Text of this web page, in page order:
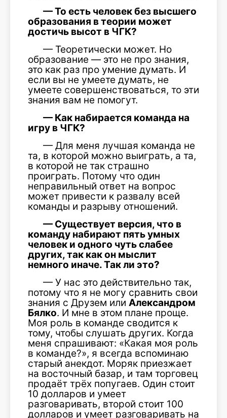
— То есть человек без высшего
образования в теории может
достичь высот в ЧГК?
— Теоретически может. Но
образование — это не про знания,
это как раз про умение думать. И
если вы не умеете думать, не
умеете совершенствоваться, то эти
знания вам не помогут.
— Как набирается команда на
игру в ЧГК?
— Для меня лучшая команда не
та, в которой можно выиграть, а та,
в которой не так страшно
проиграть. Потому что один
неправильный ответ на вопрос
может привести к развалу всей
команды и разрыву отношений.
— Существует версия, что в
команду набирают пять умных
человек и одного чуть слабее
других, так как он мыслит
немного иначе. Так ли это?
— У нас это действительно так,
потому что я не могу сравнить свои
знания с Друзем или Александром
Бялко. И мне в этом плане проще.
Моя роль в команде сводится к
тому, чтобы слушать других. Когда
меня спрашивают: «Какая моя роль
в команде?», я всегда вспоминаю
старый анекдот. Моряк приезжает
на восточный базар, и там торговец
продаёт трёх попугаев. Один стоит
10 долларов и умеет
разговаривать, второй стоит 100
долларов и умеет разговаривать на